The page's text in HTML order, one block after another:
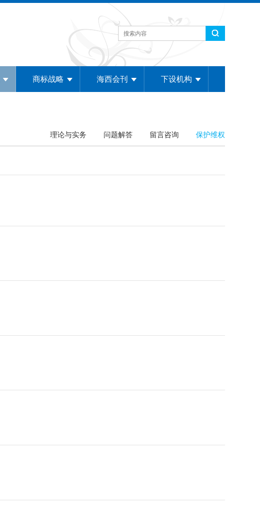
商标战略 海西会刊 下设机构
理论与实务 问题解答 留言咨询 保护维权